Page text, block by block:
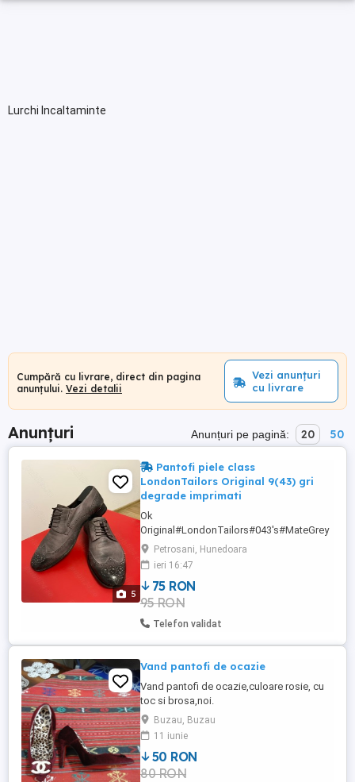
Lurchi Incaltaminte
Cumpără cu livrare, direct din pagina
anunțului. Vezi detalii
Vezi anunțuri
cu livrare
Anunțuri Anunțuri pe pagină: 20 50
5
Pantofi piele class
LondonTailors Original 9(43) gri
degrade imprimati
Ok
Original#LondonTailors#043's#MateGrey
Cizme piele gri in degrade cu imprimeuri
captusite, marime : EUR43 UK9 US10 cu
talpa si calapod clasic, foarte comozi,
talpi aderente. In stare foarte bune, eu nu i-
am putut folosi fiind prea mari si am primit
altii. Poate foloseste cuiva,de aici si pretul,
...
Petrosani, Hunedoara
ieri 16:47
75 RON
95 RON
Telefon validat
Vand pantofi de ocazie
Vand pantofi de ocazie,culoare rosie, cu
toc si brosa,noi.
Buzau, Buzau
11 iunie
50 RON
80 RON